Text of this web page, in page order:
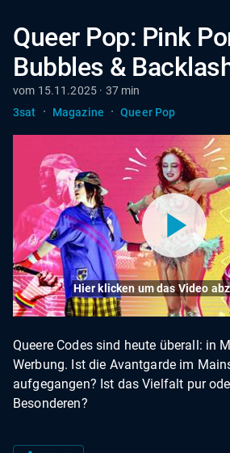
Queer Pop: Pink
Bubbles &
vom 15.11.2025 · 37 min
3sat
· Magazine · Queer Pop
Hier klicken um das Video
Queere Codes sind heute überall: in
Werbung. Ist die Avantgarde im
aufgegangen? Ist das Vielfalt pur
Besonderen?